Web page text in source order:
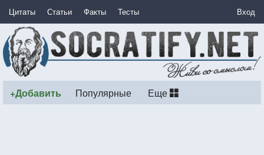
Цитаты Статьи Факты Тесты Вход
+Добавить Популярные Еще